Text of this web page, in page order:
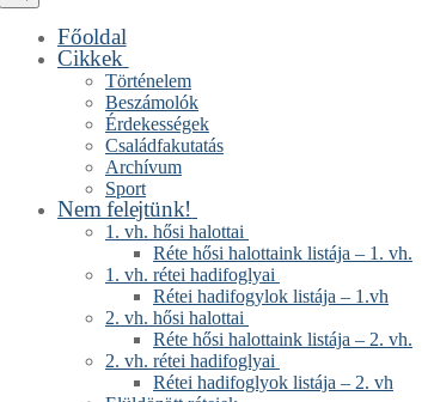
Főoldal
Cikkek
Történelem
Beszámolók
Érdekességek
Családfakutatás
Archívum
Sport
Nem felejtünk!
1. vh. hősi halottai
Réte hősi halottaink listája – 1. vh.
1. vh. rétei hadifoglyai
Rétei hadifogylok listája – 1.vh
2. vh. hősi halottai
Réte hősi halottaink listája – 2. vh.
2. vh. rétei hadifoglyai
Rétei hadifoglyok listája – 2. vh